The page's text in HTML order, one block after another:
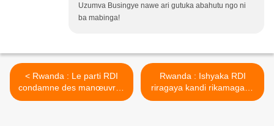
Uzumva Busingye nawe ari gutuka abahutu ngo ni
ba mabinga!
< Rwanda : Le parti RDI
condamne des manœuvres
du régime de FPR-Kagame
Rwanda : Ishyaka RDI
riragaya kandi rikamagana
ingeso mbi ya FPR-Kagame